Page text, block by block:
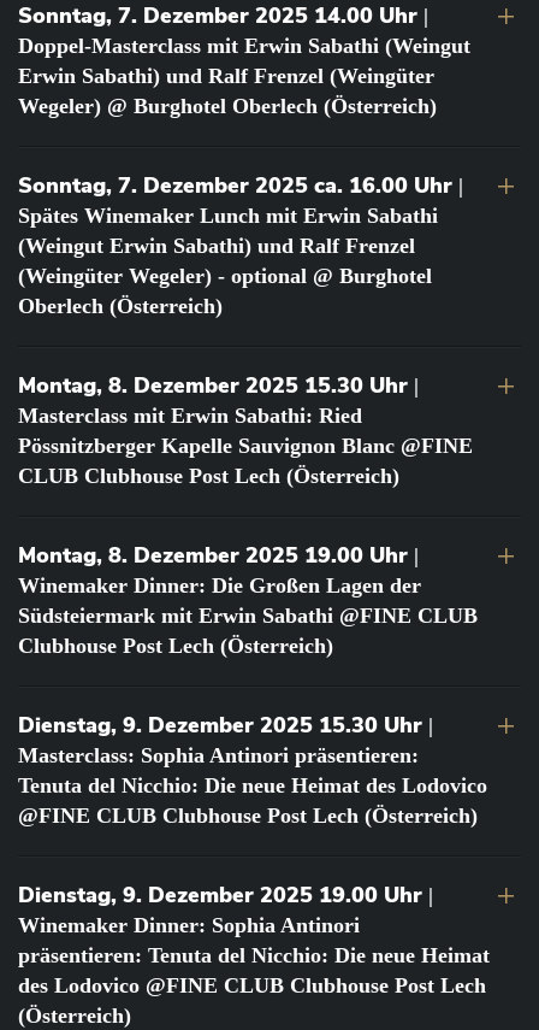
Sonntag, 7. Dezember 2025 14.00 Uhr |
Doppel-Masterclass mit Erwin Sabathi (Weingut
Erwin Sabathi) und Ralf Frenzel (Weingüter
Wegeler) @ Burghotel Oberlech (Österreich)
Sonntag, 7. Dezember 2025 ca. 16.00 Uhr |
Spätes Winemaker Lunch mit Erwin Sabathi
(Weingut Erwin Sabathi) und Ralf Frenzel
(Weingüter Wegeler) - optional @ Burghotel
Oberlech (Österreich)
Montag, 8. Dezember 2025 15.30 Uhr |
Masterclass mit Erwin Sabathi: Ried
Pössnitzberger Kapelle Sauvignon Blanc @FINE
CLUB Clubhouse Post Lech (Österreich)
Montag, 8. Dezember 2025 19.00 Uhr |
Winemaker Dinner: Die Großen Lagen der
Südsteiermark mit Erwin Sabathi @FINE CLUB
Clubhouse Post Lech (Österreich)
Dienstag, 9. Dezember 2025 15.30 Uhr |
Masterclass: Sophia Antinori präsentieren:
Tenuta del Nicchio: Die neue Heimat des Lodovico
@FINE CLUB Clubhouse Post Lech (Österreich)
Dienstag, 9. Dezember 2025 19.00 Uhr |
Winemaker Dinner: Sophia Antinori
präsentieren: Tenuta del Nicchio: Die neue Heimat
des Lodovico @FINE CLUB Clubhouse Post Lech
(Österreich)